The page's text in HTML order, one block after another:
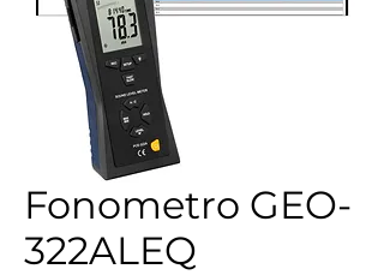
Fonometro GEO-
322ALEQ